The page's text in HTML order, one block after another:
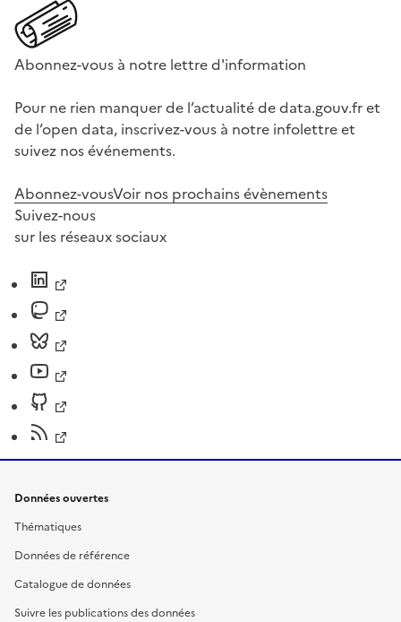
Abonnez-vous à notre lettre d'information
Pour ne rien manquer de l’actualité de data.gouv.fr et
de l’open data, inscrivez-vous à notre infolettre et
suivez nos événements.
Abonnez-vousVoir nos prochains évènements
Suivez-nous
sur les réseaux sociaux
Données ouvertes
Thématiques
Données de référence
Catalogue de données
Suivre les publications des données